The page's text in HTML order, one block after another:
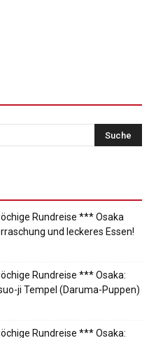
Rundreise *** Osaka
und leckeres Essen!
Rundreise *** Osaka:
ji Tempel (Daruma-Puppen)
Rundreise *** Osaka: